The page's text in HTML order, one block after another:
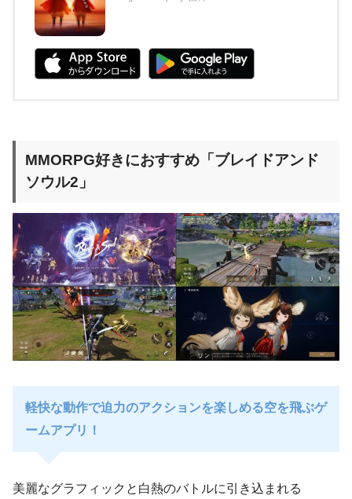
MMORPG好きにおすすめ「ブレイドアンド
ソウル2」
軽快な動作で迫力のアクションを楽しめる空を飛ぶゲ
ームアプリ！
美麗なグラフィックと白熱のバトルに引き込まれる